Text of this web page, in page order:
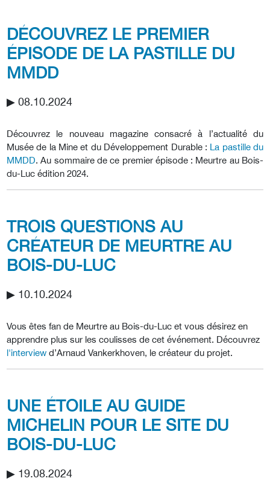
DÉCOUVREZ LE PREMIER
ÉPISODE DE LA PASTILLE DU
MMDD
▶︎ 08.10.2024
Découvrez le nouveau magazine consacré à l’actualité du
Musée de la Mine et du Développement Durable : La pastille du
MMDD. Au sommaire de ce premier épisode : Meurtre au Bois-
du-Luc édition 2024.
TROIS QUESTIONS AU
CRÉATEUR DE MEURTRE AU
BOIS-DU-LUC
▶︎ 10.10.2024
Vous êtes fan de Meurtre au Bois-du-Luc et vous désirez en
apprendre plus sur les coulisses de cet événement. Découvrez
l'interview d’Arnaud Vankerkhoven, le créateur du projet.
UNE ÉTOILE AU GUIDE
MICHELIN POUR LE SITE DU
BOIS-DU-LUC
▶︎ 19.08.2024